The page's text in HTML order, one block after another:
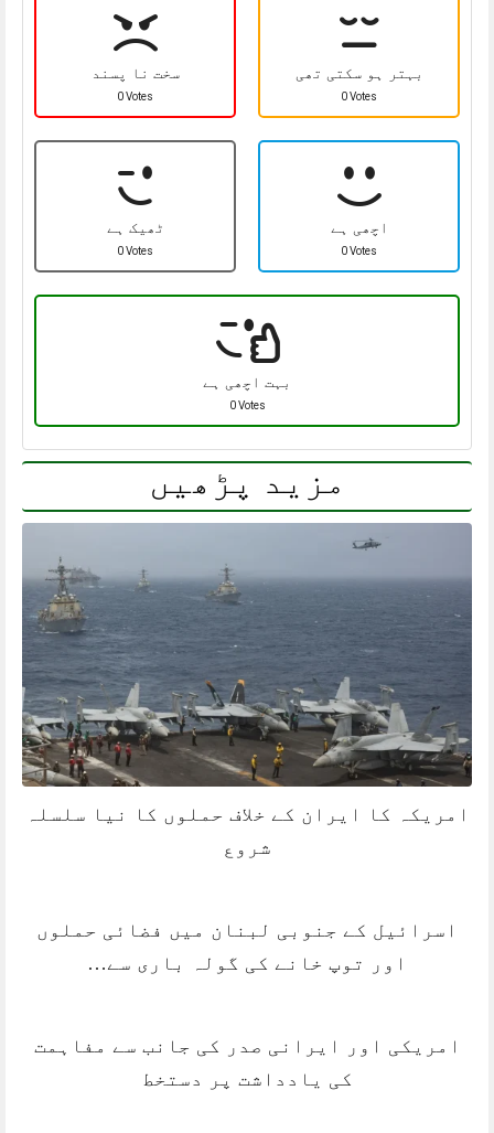
سخت نا پسند
0 Votes
بہتر ہو سکتی تھی
0 Votes
ٹھیک ہے
0 Votes
اچھی ہے
0 Votes
بہت اچھی ہے
0 Votes
مزید پڑھیں
امریکہ کا ایران کے خلاف حملوں کا نیا سلسلہ
شروع
اسرائیل کے جنوبی لبنان میں فضائی حملوں
اور توپ خانے کی گولہ باری سے…
امریکی اور ایرانی صدر کی جانب سے مفاہمت
کی یادداشت پر دستخط